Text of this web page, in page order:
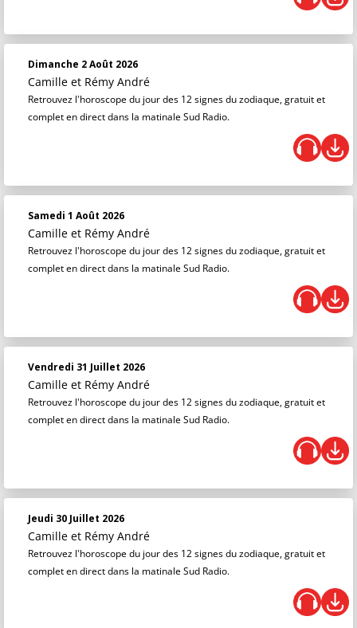
Dimanche 2 Août 2026
Camille et Rémy André
Retrouvez l'horoscope du jour des 12 signes du zodiaque, gratuit et
complet en direct dans la matinale Sud Radio.
Samedi 1 Août 2026
Camille et Rémy André
Retrouvez l'horoscope du jour des 12 signes du zodiaque, gratuit et
complet en direct dans la matinale Sud Radio.
Vendredi 31 Juillet 2026
Camille et Rémy André
Retrouvez l'horoscope du jour des 12 signes du zodiaque, gratuit et
complet en direct dans la matinale Sud Radio.
Jeudi 30 Juillet 2026
Camille et Rémy André
Retrouvez l'horoscope du jour des 12 signes du zodiaque, gratuit et
complet en direct dans la matinale Sud Radio.